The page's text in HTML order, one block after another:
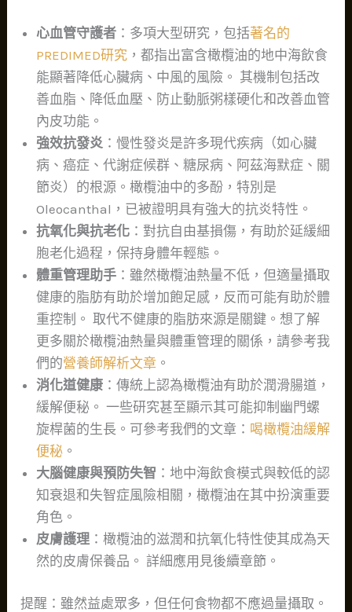
心血管守護者 ：多項大型研究，包括著名的
PREDIMED研究 ，都指出富含橄欖油的地中海飲食
能顯著降低心臟病、中風的風險。 其機制包括改
善血脂、降低血壓、防止動脈粥樣硬化和改善血管
內皮功能。
強效抗發炎 ：慢性發炎是許多現代疾病（如心臟
病、癌症、代謝症候群、糖尿病、阿茲海默症、關
節炎）的根源。橄欖油中的多酚，特別是
Oleocanthal，已被證明具有強大的抗炎特性。
抗氧化與抗老化 ：對抗自由基損傷，有助於延緩細
胞老化過程，保持身體年輕態。
體重管理助手 ：雖然橄欖油熱量不低，但適量攝取
健康的脂肪有助於增加飽足感，反而可能有助於體
重控制。 取代不健康的脂肪來源是關鍵。想了解
更多關於橄欖油熱量與體重管理的關係，請參考我
們的營養師解析文章 。
消化道健康 ：傳統上認為橄欖油有助於潤滑腸道，
緩解便秘。 一些研究甚至顯示其可能抑制幽門螺
旋桿菌的生長。可參考我們的文章： 喝橄欖油緩解
便秘 。
大腦健康與預防失智 ：地中海飲食模式與較低的認
知衰退和失智症風險相關，橄欖油在其中扮演重要
角色。
皮膚護理 ：橄欖油的滋潤和抗氧化特性使其成為天
然的皮膚保養品。 詳細應用見後續章節。
提醒：雖然益處眾多，但任何食物都不應過量攝取。